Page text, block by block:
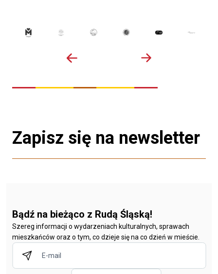
Zapisz się na newsletter
Bądź na bieżąco z Rudą Śląską!
Szereg informacji o wydarzeniach kulturalnych, sprawach
mieszkańców oraz o tym, co dzieje się na co dzień w mieście.